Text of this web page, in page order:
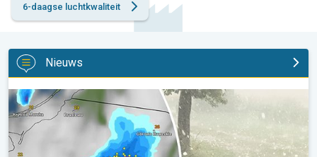
6-daagse luchtkwaliteit
Nieuws
Hagel als tennisballen in Polen. Zwaar onweer treft steden. . .